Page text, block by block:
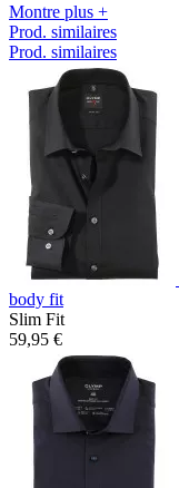
Montre plus +
Prod. similaires
Prod. similaires
body fit
Slim Fit
59,95 €